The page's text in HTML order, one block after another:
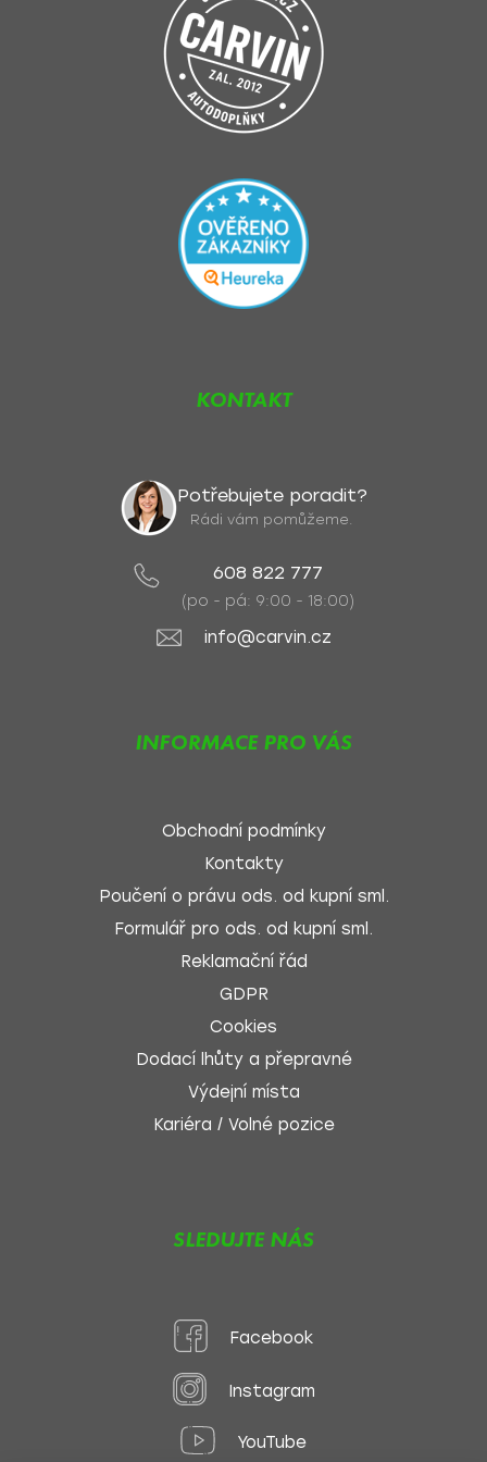
KONTAKT
Potřebujete poradit?
Rádi vám pomůžeme.
608 822 777
(po - pá: 9:00 - 18:00)
info@carvin.cz
INFORMACE PRO VÁS
Obchodní podmínky
Kontakty
Poučení o právu ods. od kupní sml.
Formulář pro ods. od kupní sml.
Reklamační řád
GDPR
Cookies
Dodací lhůty a přepravné
Výdejní místa
Kariéra / Volné pozice
SLEDUJTE NÁS
Facebook
Instagram
YouTube